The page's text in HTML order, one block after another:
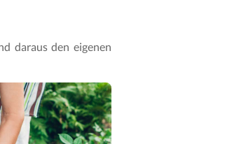
daraus den eigenen